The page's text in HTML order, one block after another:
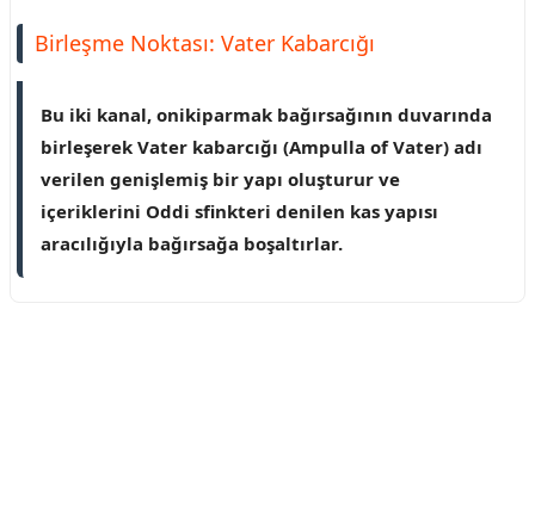
Birleşme Noktası: Vater Kabarcığı
Bu iki kanal, onikiparmak bağırsağının duvarında
birleşerek Vater kabarcığı (Ampulla of Vater) adı
verilen genişlemiş bir yapı oluşturur ve
içeriklerini Oddi sfinkteri denilen kas yapısı
aracılığıyla bağırsağa boşaltırlar.